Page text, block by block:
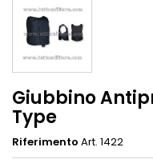
Giubbino
Type
Riferimento Art. 1422